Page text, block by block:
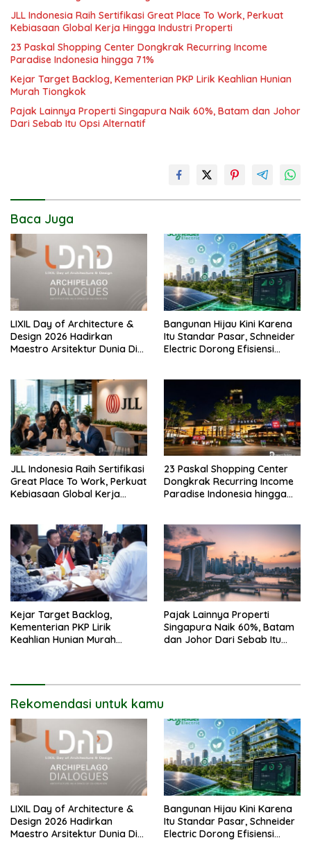
JLL Indonesia Raih Sertifikasi Great Place To Work, Perkuat
Kebiasaan Global Kerja Hingga Industri Properti
23 Paskal Shopping Center Dongkrak Recurring Income
Paradise Indonesia hingga 71%
Kejar Target Backlog, Kementerian PKP Lirik Keahlian Hunian
Murah Tiongkok
Pajak Lainnya Properti Singapura Naik 60%, Batam dan Johor
Dari Sebab Itu Opsi Alternatif
Baca Juga
LIXIL Day of Architecture &
Design 2026 Hadirkan
Maestro Arsitektur Dunia Di
Bangunan Hijau Kini Karena
Itu Standar Pasar, Schneider
Electric Dorong Efisiensi
JLL Indonesia Raih Sertifikasi
Great Place To Work, Perkuat
Kebiasaan Global Kerja
23 Paskal Shopping Center
Dongkrak Recurring Income
Paradise Indonesia hingga
Kejar Target Backlog,
Kementerian PKP Lirik
Keahlian Hunian Murah
Pajak Lainnya Properti
Singapura Naik 60%, Batam
dan Johor Dari Sebab Itu
Rekomendasi untuk kamu
LIXIL Day of Architecture &
Design 2026 Hadirkan
Maestro Arsitektur Dunia Di
Bangunan Hijau Kini Karena
Itu Standar Pasar, Schneider
Electric Dorong Efisiensi